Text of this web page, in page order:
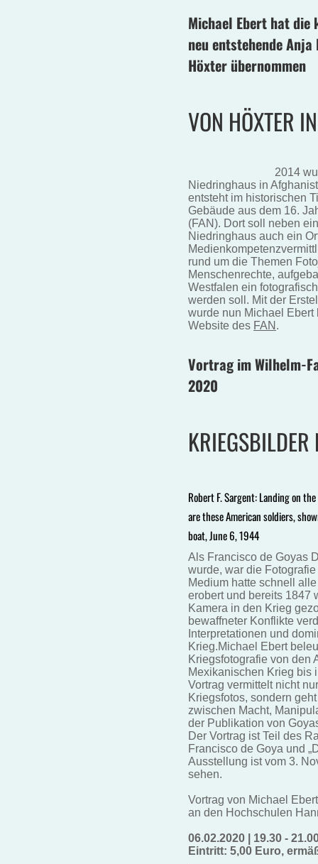
Michael Ebert hat
neu entstehende
Höxter übernommen
VON HÖXTER
2014
Niedringhaus in
entsteht im historischen
Gebäude aus dem 16.
(FAN). Dort soll neben
Niedringhaus auch ein
rund um die Themen
Menschenrechte,
Westfalen ein
werden soll. Mit der
wurde nun Michael Ebert
Website des FAN .
Vortrag im Wilhelm-
2020
Robert F. Sargent: Landing on
are these American soldiers,
boat, June 6, 1944
Als Francisco de Goyas
wurde, war die
Medium hatte schnell
erobert und bereits 1847
Kamera in den Krieg
bewaffneter Konflikte
Interpretationen und
Krieg.Michael Ebert
Kriegsfotografie von den
Mexikanischen Krieg bis
Vortrag vermittelt nicht
Kriegsfotos, sondern
zwischen Macht,
der Publikation von
Der Vortrag ist Teil des
Francisco de Goya und
Ausstellung ist vom 3.
sehen.
Vortrag von Michael
an den Hochschulen
06.02.2020 | 19.30 -
Eintritt: 5,00 Euro,